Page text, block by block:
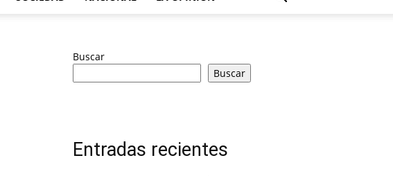
Buscar
Buscar
Entradas recientes